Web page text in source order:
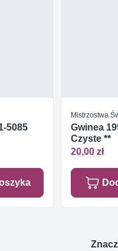
5085
Mistrzostwa
Gwinea
Czyste **
20,00 zł